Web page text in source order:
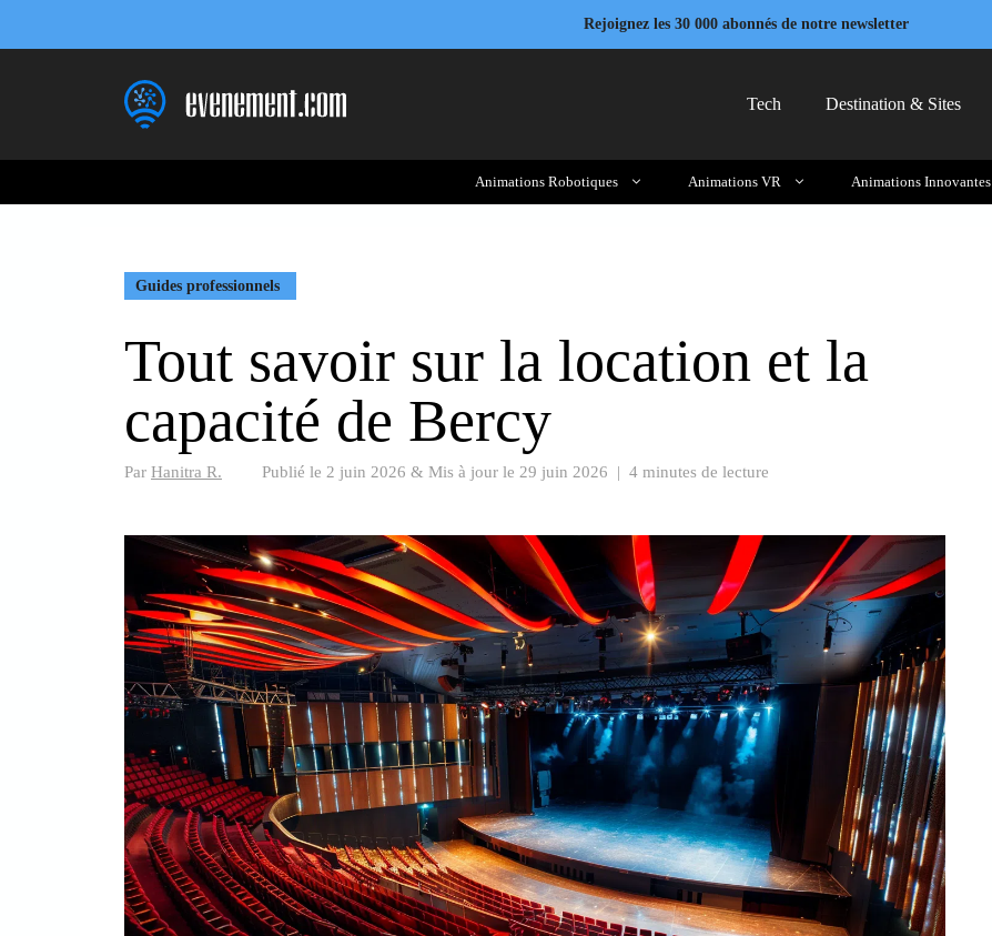
Rejoignez les 30 000 abonnés de notre newsletter
Tech Destination & Sites
Animations Robotiques Animations VR Animations Innovantes
Guides professionnels
Tout savoir sur la location et la
capacité de Bercy
Par Hanitra R. Publié le 2 juin 2026 & Mis à jour le 29 juin 2026 | 4 minutes de lecture